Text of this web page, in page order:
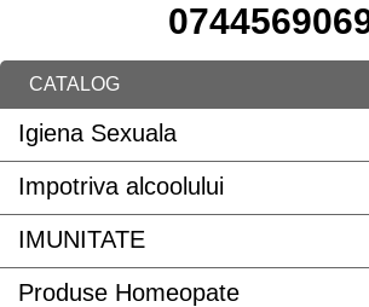
CATALOG
Igiena Sexuala
Impotriva alcoolului
IMUNITATE
Produse Homeopate